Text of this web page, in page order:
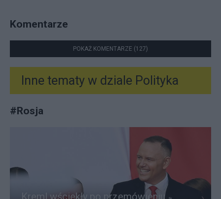
Komentarze
POKAŻ KOMENTARZE (127)
Inne tematy w dziale Polityka
#Rosja
Kreml wściekły po przemówieniu